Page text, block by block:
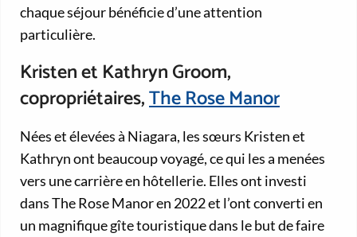
chaque séjour bénéficie d’une attention
particulière.
Kristen et Kathryn Groom,
copropriétaires,The Rose Manor
Nées et élevées à Niagara, les sœurs Kristen et
Kathryn ont beaucoup voyagé, ce qui les a menées
vers une carrière en hôtellerie. Elles ont investi
dans The Rose Manor en 2022 et l’ont converti en
un magnifique gîte touristique dans le but de faire